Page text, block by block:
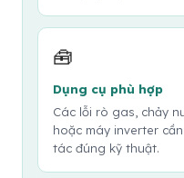
🧰
Dụng cụ phù hợp
Các lỗi rò gas, chảy
hoặc máy inverter
tác đúng kỹ thuật.